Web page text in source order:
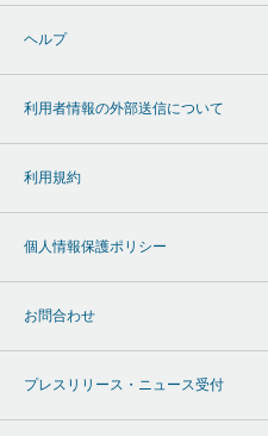
ヘルプ
利用者情報の外部送信について
利用規約
個人情報保護ポリシー
お問合わせ
プレスリリース・ニュース受付